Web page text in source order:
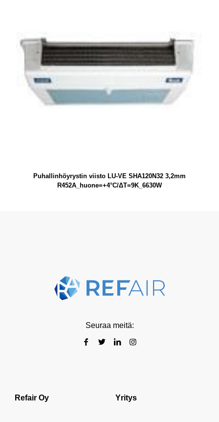
Puhallinhöyrystin viisto LU-VE SHA120N32 3,2mm
R452A_huone=+4°C/ΔT=9K_6630W
Seuraa meitä:
Refair Oy Yritys